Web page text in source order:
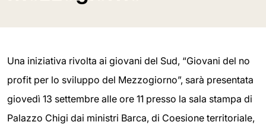
Una iniziativa rivolta ai giovani del Sud, “Giovani del no
profit per lo sviluppo del Mezzogiorno”, sarà presentata
giovedì 13 settembre alle ore 11 presso la sala stampa di
Palazzo Chigi dai ministri Barca, di Coesione territoriale,